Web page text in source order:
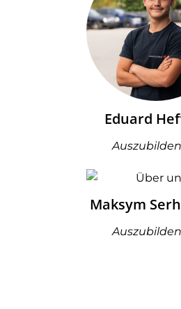
Eduard
Maksym